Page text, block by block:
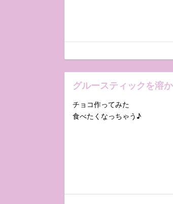
グルースティックを溶
チョコ作ってみた
食べたくなっちゃう♪